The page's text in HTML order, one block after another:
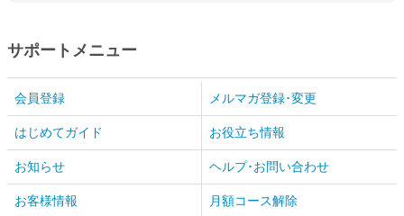
サポートメニュー
会員登録 メルマガ登録･変更
はじめてガイド お役立ち情報
お知らせ ヘルプ･お問い合わせ
お客様情報 月額コース解除